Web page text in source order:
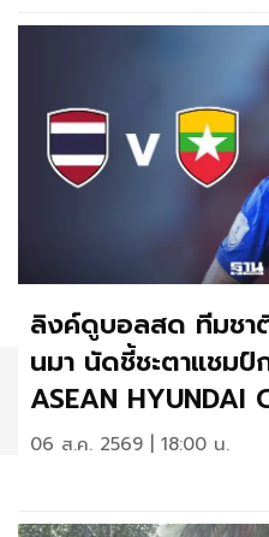
ลิงค์ดูบอลสด ทีมชา
นมา นัดชี้ชะตาแชม
ASEAN HYUNDAI
06 ส.ค. 2569 | 18:00 น.